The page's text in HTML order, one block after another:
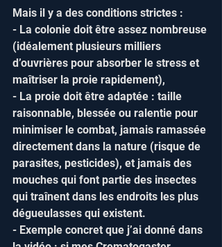
Mais il y a des conditions strictes :
- La colonie doit être assez nombreuse
(idéalement plusieurs milliers
d’ouvrières pour absorber le stress et
maîtriser la proie rapidement),
- La proie doit être adaptée : taille
raisonnable, blessée ou ralentie pour
minimiser le combat, jamais ramassée
directement dans la nature (risque de
parasites, pesticides), et jamais des
mouches qui font partie des insectes
qui traînent dans les endroits les plus
dégueulasses qui existent.
- Exemple concret que j’ai donné dans